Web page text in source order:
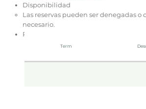
Disponibilidad
Las reservas pueden ser denegadas o
necesario.
Pago y depósito
Term